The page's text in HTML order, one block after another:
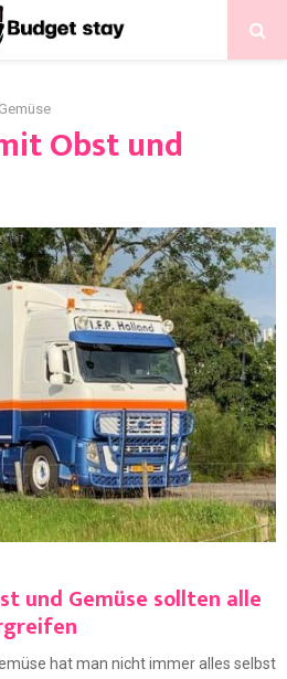
Obst und
und Gemüse sollten alle
hat man nicht immer alles selbst